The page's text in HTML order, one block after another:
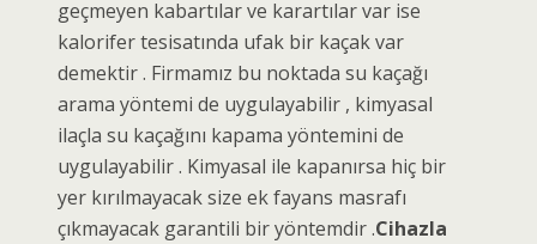
geçmeyen kabartılar ve karartılar var ise
kalorifer tesisatında ufak bir kaçak var
demektir . Firmamız bu noktada su kaçağı
arama yöntemi de uygulayabilir , kimyasal
ilaçla su kaçağını kapama yöntemini de
uygulayabilir . Kimyasal ile kapanırsa hiç bir
yer kırılmayacak size ek fayans masrafı
çıkmayacak garantili bir yöntemdir .Cihazla